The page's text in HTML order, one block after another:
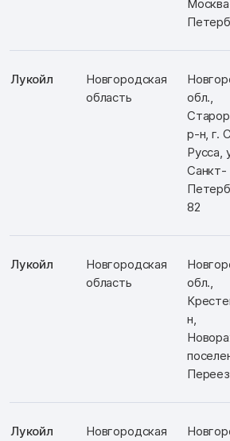
Лукойл
Новгородская
область
обл.,
р-н, г.
Русса,
Санкт-
82
Лукойл
Новгородская
область
обл.,
н,
Лукойл
Новгородская